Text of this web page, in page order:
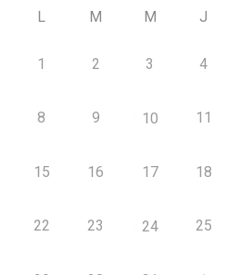
L M M J
1 2 3 4
8 9 10 11
15 16 17 18
22 23 24 25